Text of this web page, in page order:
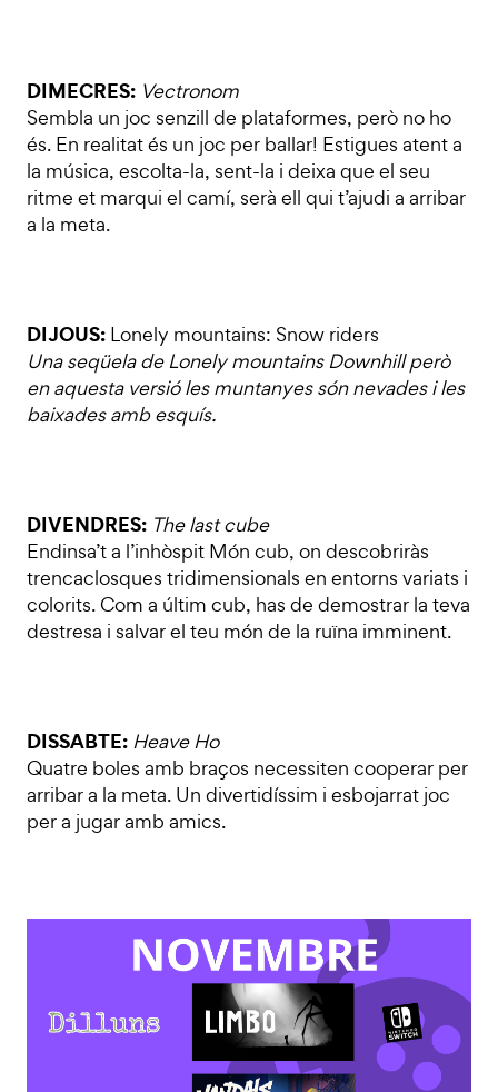
DIMECRES: Vectronom
Sembla un joc senzill de plataformes, però no ho
és. En realitat és un joc per ballar! Estigues atent a
la música, escolta-la, sent-la i deixa que el seu
ritme et marqui el camí, serà ell qui t’ajudi a arribar
a la meta.
DIJOUS: Lonely mountains: Snow riders
Una seqüela deLonely mountains Downhillperò
en aquesta versió les muntanyes són nevades i les
baixades amb esquís.
DIVENDRES: The last cube
Endinsa’t a l’inhòspit Món cub, on descobriràs
trencaclosques tridimensionals en entorns variats i
colorits. Com a últim cub, has de demostrar la teva
destresa i salvar el teu món de la ruïna imminent.
DISSABTE: Heave Ho
Quatre boles amb braços necessiten cooperar per
arribar a la meta. Un divertidíssim i esbojarrat joc
per a jugar amb amics.